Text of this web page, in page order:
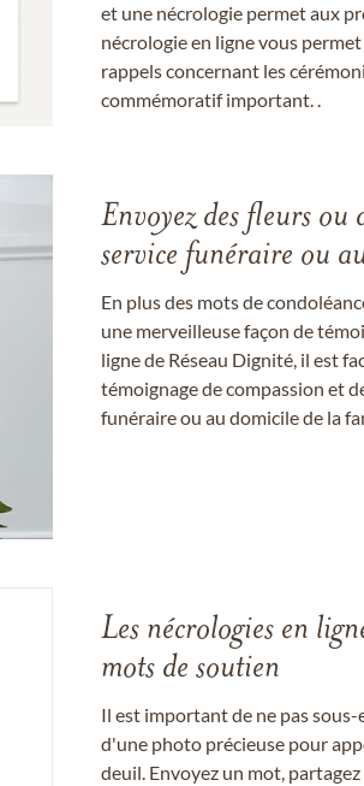
et une nécrologie permet aux
nécrologie en ligne vous
rappels concernant les
commémoratif important. .
Envoyez des fleurs ou
service funéraire ou
En plus des mots de
une merveilleuse façon de
ligne de Réseau Dignité, il est
témoignage de compassion et
funéraire ou au domicile de la
Les nécrologies en
mots de soutien
Il est important de ne pas
d'une photo précieuse pour
deuil. Envoyez un mot,